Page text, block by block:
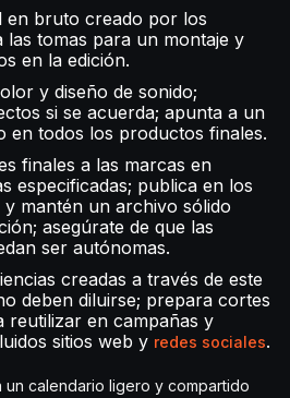
en bruto creado por los
las tomas para un montaje y
en la edición.
y diseño de sonido;
si se acuerda; apunta a un
en todos los productos finales.
finales a las marcas en
especificadas; publica en los
y mantén un archivo sólido
asegúrate de que las
ser autónomas.
creadas a través de este
deben diluirse; prepara cortes
reutilizar en campañas y
sitios web y redes sociales.
un calendario ligero y compartido